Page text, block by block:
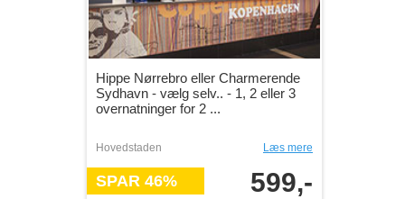
Hippe Nørrebro eller Charmerende
Sydhavn - vælg selv.. - 1, 2 eller 3
overnatninger for 2 ...
Hovedstaden Læs mere
SPAR 46% 599,-